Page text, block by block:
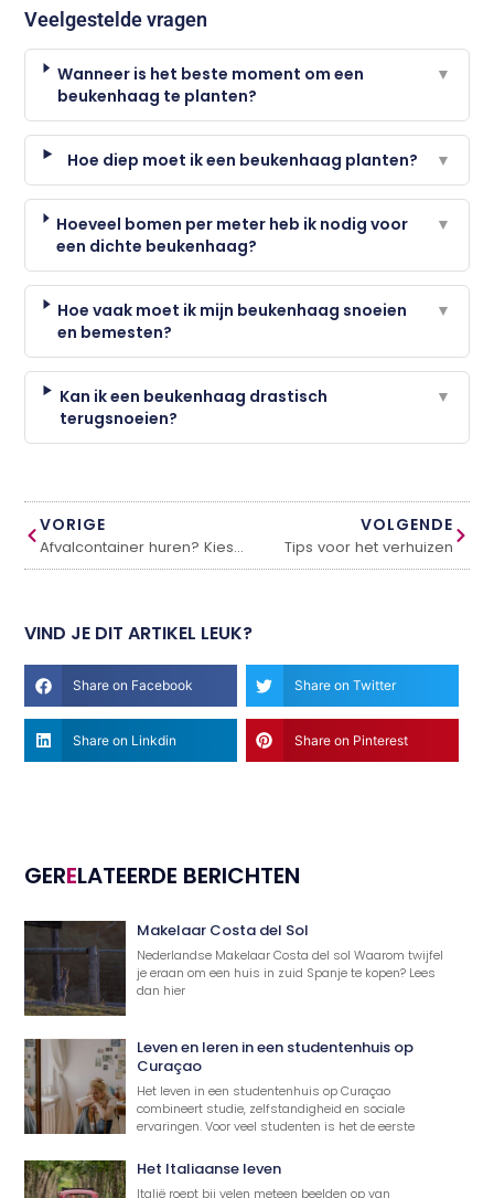
Veelgestelde vragen
Wanneer is het beste moment om een
beukenhaag te planten?
▼
Hoe diep moet ik een beukenhaag planten? ▼
Hoeveel bomen per meter heb ik nodig voor
een dichte beukenhaag?
▼
Hoe vaak moet ik mijn beukenhaag snoeien
en bemesten?
▼
Kan ik een beukenhaag drastisch
terugsnoeien?
▼
VORIGE
Afvalcontainer huren? Kies voor RekoRaalte
VOLGENDE
Tips voor het verhuizen
VIND JE DIT ARTIKEL LEUK?
Share on Facebook Share on Twitter
Share on Linkdin Share on Pinterest
GERELATEERDE BERICHTEN
Makelaar Costa del Sol
Nederlandse Makelaar Costa del sol Waarom twijfel
je eraan om een huis in zuid Spanje te kopen? Lees
dan hier
Leven en leren in een studentenhuis op
Curaçao
Het leven in een studentenhuis op Curaçao
combineert studie, zelfstandigheid en sociale
ervaringen. Voor veel studenten is het de eerste
Het Italiaanse leven
Italië roept bij velen meteen beelden op van